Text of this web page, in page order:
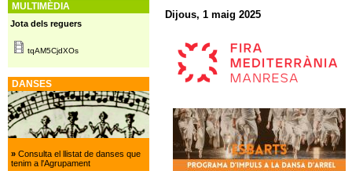
Dijous, 1 maig 2025
MULTIMÈDIA
Jota dels reguers
tqAM5CjdXOs
DANSES
»Consulta el llistat de danses que
tenim a l'Agrupament